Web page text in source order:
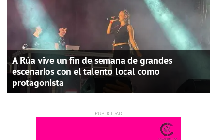
A Rúa vive un fin de semana de grandes
escenarios con el talento local como
protagonista